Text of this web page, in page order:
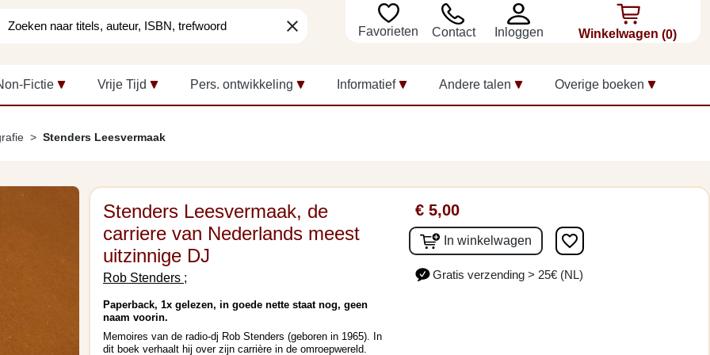
clear Favorieten Contact Inloggen Winkelwagen (0)
Fictie Vrije Tijd Pers. ontwikkeling Informatief Andere talen Overige boeken
Stenders Leesvermaak
Stenders Leesvermaak, de
carriere van Nederlands meest
uitzinnige DJ
Rob Stenders ;
Paperback, 1x gelezen, in goede nette staat nog, geen
naam voorin.
Memoires van de radio-dj Rob Stenders (geboren in 1965). In
dit boek verhaalt hij over zijn carrière in de omroepwereld.
€ 5,00
In winkelwagen favorite_border
Gratis verzending > 25€ (NL)